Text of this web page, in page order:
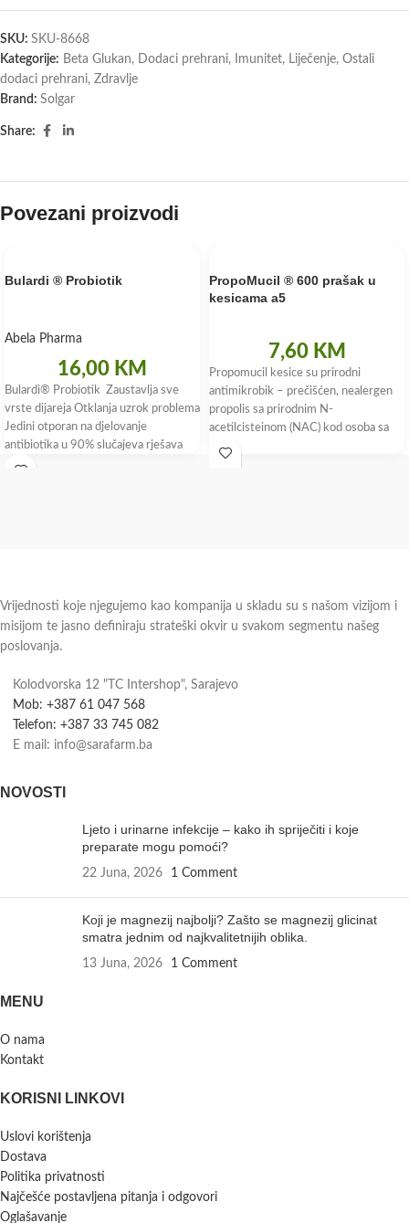
SKU: SKU-8668
Kategorije: Beta Glukan, Dodaci prehrani, Imunitet, Liječenje, Ostali
dodaci prehrani, Zdravlje
Brand: Solgar
Share:
Povezani proizvodi
Bulardi ® Probiotik
Abela Pharma
16,00 KM
Bulardi® Probiotik Zaustavlja sve
vrste dijareja Otklanja uzrok problema
Jedini otporan na djelovanje
antibiotika u 90% slučajeva rješava
putnu dijareju Bulardi®
PropoMucil ® 600 prašak u
kesicama a5
7,60 KM
Propomucil kesice su prirodni
antimikrobik – prečišćen, nealergen
propolis sa prirodnim N-
acetilcisteinom (NAC) kod osoba sa
problemima disajnih puteva praćenih
Vrijednosti koje njegujemo kao kompanija u skladu su s našom vizijom i
misijom te jasno definiraju strateški okvir u svakom segmentu našeg
poslovanja.
Kolodvorska 12 "TC Intershop", Sarajevo
Mob: +387 61 047 568
Telefon: +387 33 745 082
E mail: info@sarafarm.ba
NOVOSTI
Ljeto i urinarne infekcije – kako ih spriječiti i koje
preparate mogu pomoći?
22 Juna, 2026 1 Comment
Koji je magnezij najbolji? Zašto se magnezij glicinat
smatra jednim od najkvalitetnijih oblika.
13 Juna, 2026 1 Comment
MENU
O nama
Kontakt
KORISNI LINKOVI
Uslovi korištenja
Dostava
Politika privatnosti
Najčešće postavljena pitanja i odgovori
Oglašavanje